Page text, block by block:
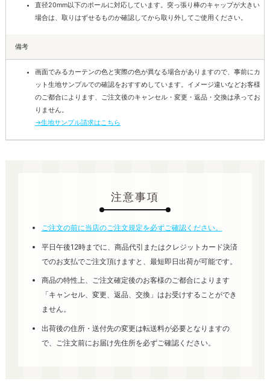
直径20mm以下のポールに対応しています。突っ張り棒のキャップが大きい
場合は、取りはずせるものか確認してから取り外してご使用ください。
備考
画面でみるカーテンの色と実際の色が異なる場合がありますので、事前にカ
ット生地サンプルでの確認をおすすめしています。イメージ違いなどお客様
のご都合によります、ご注文後のキャンセル・変更・返品・交換は承ってお
りません。
→生地サンプル請求はこちら
注意事項
ご注文の前に当店のご注文規定を必ずご確認ください。
平日午後12時までに、商品代引またはクレジットカード決済
でのお支払でご注文頂けますと、最短即日出荷が可能です。
商品の特性上、ご注文確定後のお客様のご都合によります
「キャンセル、変更、返品、交換」はお受けすることができ
ません。
出荷後の住所・送付先の変更は転送料が必要となりますの
で、ご注文前にお届け先住所を必ずご確認ください。